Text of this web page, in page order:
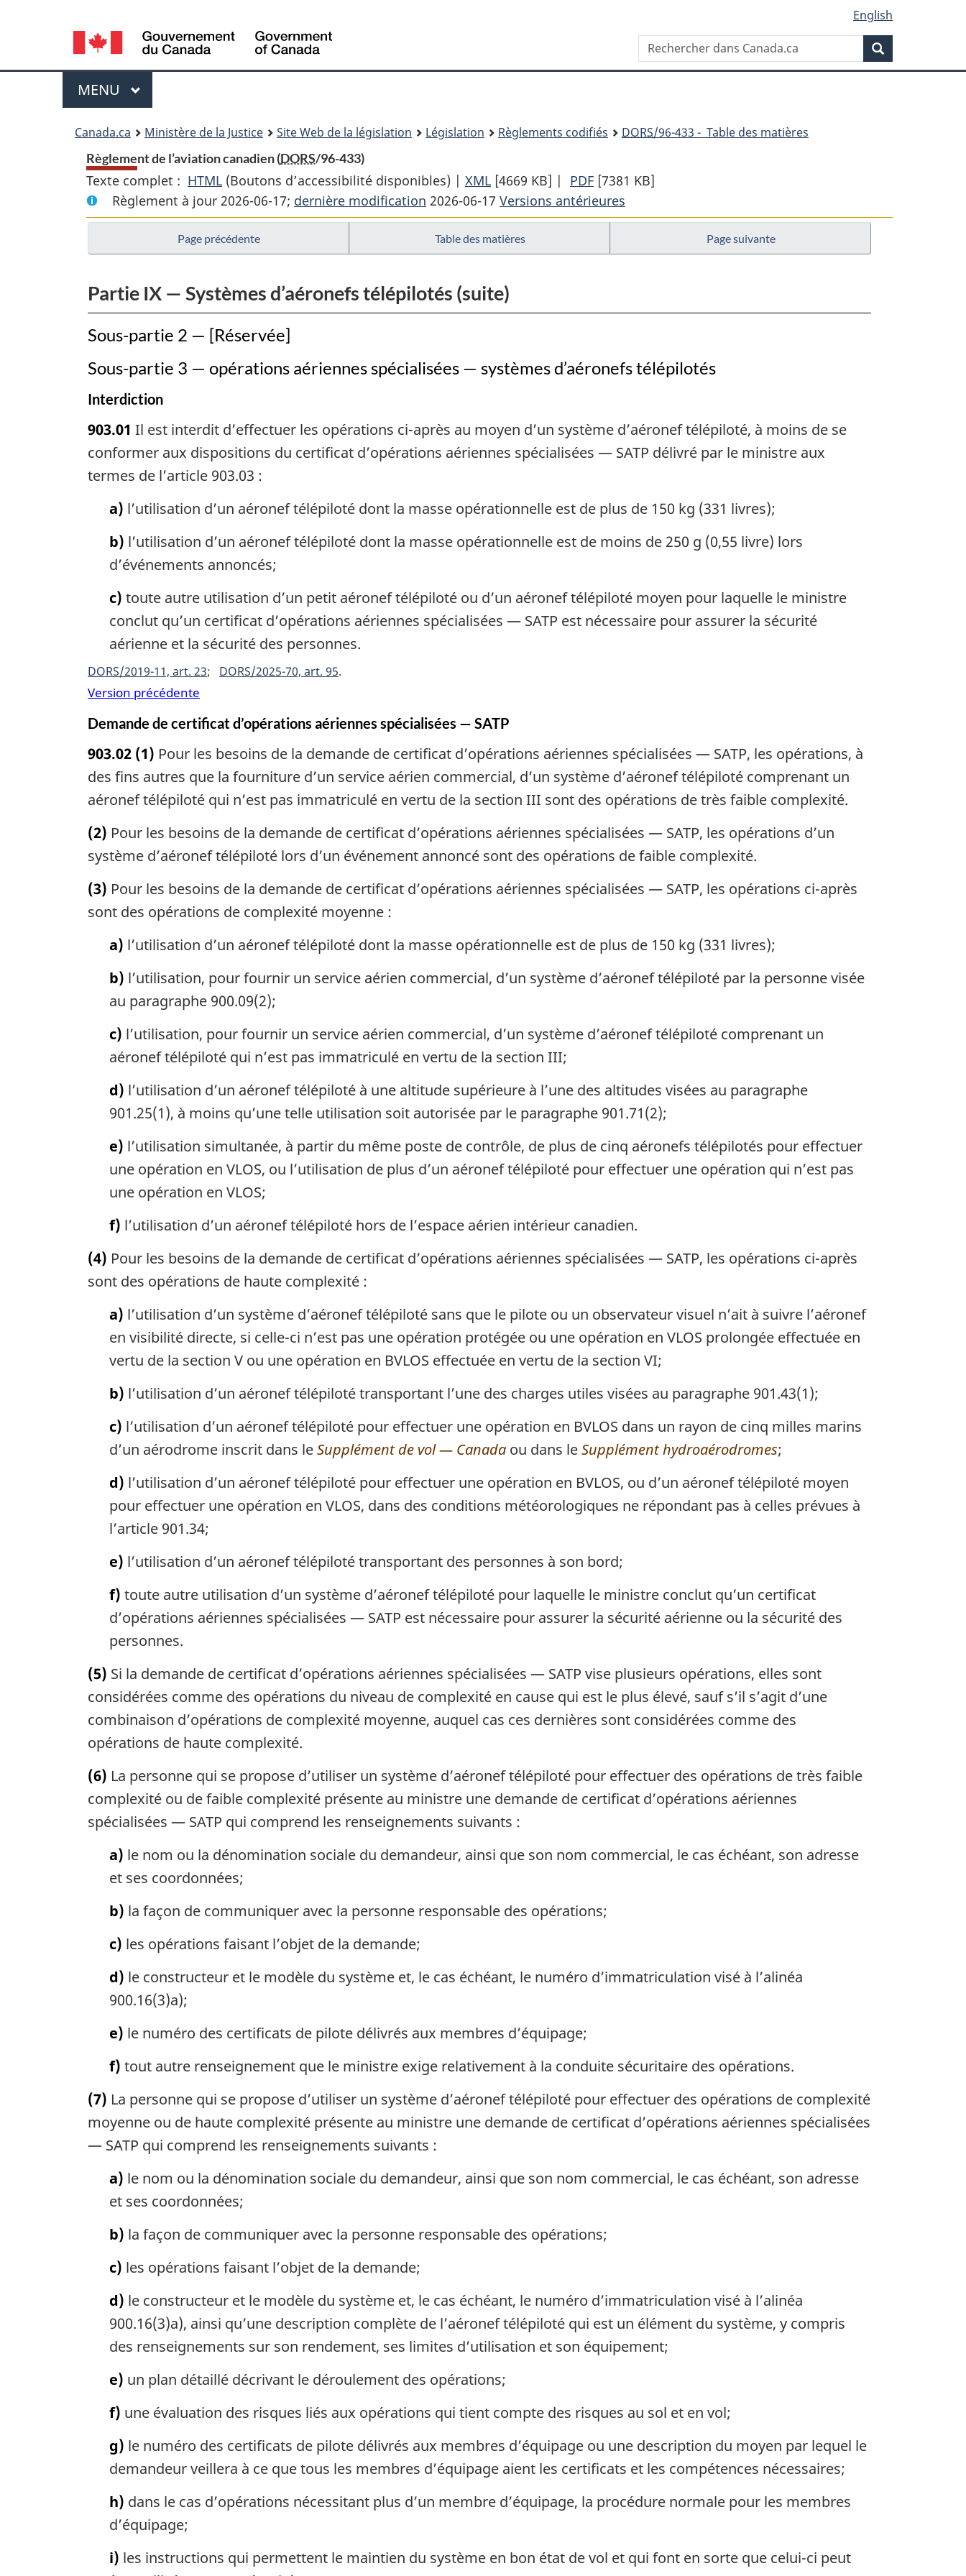
principal
À
site
version
Language
selection
English
Rechercher
dans
Canada.ca
Menu
MENU PRINCIPAL
Canada.ca Ministère de la Justice Site Web de la législation Législation Règlements codifiés DORS/96-433 - Table des matières
Règlement de l’aviation canadien (DORS/96-433)
Texte complet : HTML Texte
complet
:
Règlement
canadien
(Boutons d’accessibilité disponibles) | XML Texte
complet
:
Règlement
l’aviation
canadien
[4669 KB] | PDF Texte
complet
:
[7381 KB]
Règlement à jour 2026-06-17; dernière modification 2026-06-17 Versions antérieures
Page précédente Table des matières Page suivante
Partie IX — Systèmes d’aéronefs télépilotés (suite)
Sous-partie 2 — [Réservée]
Sous-partie 3 — opérations aériennes spécialisées — systèmes d’aéronefs télépilotés
Interdiction
903.01 Il est interdit d’effectuer les opérations ci-après au moyen d’un système d’aéronef télépiloté, à moins de se
conformer aux dispositions du certificat d’opérations aériennes spécialisées — SATP délivré par le ministre aux
termes de l’article 903.03 :
a) l’utilisation d’un aéronef télépiloté dont la masse opérationnelle est de plus de 150 kg (331 livres);
b) l’utilisation d’un aéronef télépiloté dont la masse opérationnelle est de moins de 250 g (0,55 livre) lors
d’événements annoncés;
c) toute autre utilisation d’un petit aéronef télépiloté ou d’un aéronef télépiloté moyen pour laquelle le ministre
conclut qu’un certificat d’opérations aériennes spécialisées — SATP est nécessaire pour assurer la sécurité
aérienne et la sécurité des personnes.
DORS/2019-11, art. 23 DORS/2025-70, art. 95
Version précédente
Demande de certificat d’opérations aériennes spécialisées — SATP
903.02 (1) Pour les besoins de la demande de certificat d’opérations aériennes spécialisées — SATP, les opérations, à
des fins autres que la fourniture d’un service aérien commercial, d’un système d’aéronef télépiloté comprenant un
aéronef télépiloté qui n’est pas immatriculé en vertu de la section III sont des opérations de très faible complexité.
(2) Pour les besoins de la demande de certificat d’opérations aériennes spécialisées — SATP, les opérations d’un
système d’aéronef télépiloté lors d’un événement annoncé sont des opérations de faible complexité.
(3) Pour les besoins de la demande de certificat d’opérations aériennes spécialisées — SATP, les opérations ci-après
sont des opérations de complexité moyenne :
a) l’utilisation d’un aéronef télépiloté dont la masse opérationnelle est de plus de 150 kg (331 livres);
b) l’utilisation, pour fournir un service aérien commercial, d’un système d’aéronef télépiloté par la personne visée
au paragraphe 900.09(2);
c) l’utilisation, pour fournir un service aérien commercial, d’un système d’aéronef télépiloté comprenant un
aéronef télépiloté qui n’est pas immatriculé en vertu de la section III;
d) l’utilisation d’un aéronef télépiloté à une altitude supérieure à l’une des altitudes visées au paragraphe
901.25(1), à moins qu’une telle utilisation soit autorisée par le paragraphe 901.71(2);
e) l’utilisation simultanée, à partir du même poste de contrôle, de plus de cinq aéronefs télépilotés pour effectuer
une opération en VLOS, ou l’utilisation de plus d’un aéronef télépiloté pour effectuer une opération qui n’est pas
une opération en VLOS;
f) l’utilisation d’un aéronef télépiloté hors de l’espace aérien intérieur canadien.
(4) Pour les besoins de la demande de certificat d’opérations aériennes spécialisées — SATP, les opérations ci-après
sont des opérations de haute complexité :
a) l’utilisation d’un système d’aéronef télépiloté sans que le pilote ou un observateur visuel n’ait à suivre l’aéronef
en visibilité directe, si celle-ci n’est pas une opération protégée ou une opération en VLOS prolongée effectuée en
vertu de la section V ou une opération en BVLOS effectuée en vertu de la section VI;
b) l’utilisation d’un aéronef télépiloté transportant l’une des charges utiles visées au paragraphe 901.43(1);
c) l’utilisation d’un aéronef télépiloté pour effectuer une opération en BVLOS dans un rayon de cinq milles marins
d’un aérodrome inscrit dans leSupplément de vol — Canada ou dans leSupplément hydroaérodromes;
d) l’utilisation d’un aéronef télépiloté pour effectuer une opération en BVLOS, ou d’un aéronef télépiloté moyen
pour effectuer une opération en VLOS, dans des conditions météorologiques ne répondant pas à celles prévues à
l’article 901.34;
e) l’utilisation d’un aéronef télépiloté transportant des personnes à son bord;
f) toute autre utilisation d’un système d’aéronef télépiloté pour laquelle le ministre conclut qu’un certificat
d’opérations aériennes spécialisées — SATP est nécessaire pour assurer la sécurité aérienne ou la sécurité des
personnes.
(5) Si la demande de certificat d’opérations aériennes spécialisées — SATP vise plusieurs opérations, elles sont
considérées comme des opérations du niveau de complexité en cause qui est le plus élevé, sauf s’il s’agit d’une
combinaison d’opérations de complexité moyenne, auquel cas ces dernières sont considérées comme des
opérations de haute complexité.
(6) La personne qui se propose d’utiliser un système d’aéronef télépiloté pour effectuer des opérations de très faible
complexité ou de faible complexité présente au ministre une demande de certificat d’opérations aériennes
spécialisées — SATP qui comprend les renseignements suivants :
a) le nom ou la dénomination sociale du demandeur, ainsi que son nom commercial, le cas échéant, son adresse
et ses coordonnées;
b) la façon de communiquer avec la personne responsable des opérations;
c) les opérations faisant l’objet de la demande;
d) le constructeur et le modèle du système et, le cas échéant, le numéro d’immatriculation visé à l’alinéa
900.16(3)a);
e) le numéro des certificats de pilote délivrés aux membres d’équipage;
f) tout autre renseignement que le ministre exige relativement à la conduite sécuritaire des opérations.
(7) La personne qui se propose d’utiliser un système d’aéronef télépiloté pour effectuer des opérations de complexité
moyenne ou de haute complexité présente au ministre une demande de certificat d’opérations aériennes spécialisées
— SATP qui comprend les renseignements suivants :
a) le nom ou la dénomination sociale du demandeur, ainsi que son nom commercial, le cas échéant, son adresse
et ses coordonnées;
b) la façon de communiquer avec la personne responsable des opérations;
c) les opérations faisant l’objet de la demande;
d) le constructeur et le modèle du système et, le cas échéant, le numéro d’immatriculation visé à l’alinéa
900.16(3)a), ainsi qu’une description complète de l’aéronef télépiloté qui est un élément du système, y compris
des renseignements sur son rendement, ses limites d’utilisation et son équipement;
e) un plan détaillé décrivant le déroulement des opérations;
f) une évaluation des risques liés aux opérations qui tient compte des risques au sol et en vol;
g) le numéro des certificats de pilote délivrés aux membres d’équipage ou une description du moyen par lequel le
demandeur veillera à ce que tous les membres d’équipage aient les certificats et les compétences nécessaires;
h) dans le cas d’opérations nécessitant plus d’un membre d’équipage, la procédure normale pour les membres
d’équipage;
i) les instructions qui permettent le maintien du système en bon état de vol et qui font en sorte que celui-ci peut